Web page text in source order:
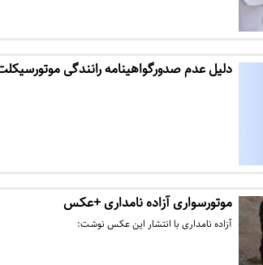
دلیل عدم صدورگواهینامه رانندگی
موتورسواری آزاده نامداری +عکس
آزاده نامداری با انتشار این عکس نوشت: